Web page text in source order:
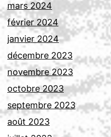
mars 2024
février 2024
janvier 2024
décembre 2023
novembre 2023
octobre 2023
septembre 2023
août 2023